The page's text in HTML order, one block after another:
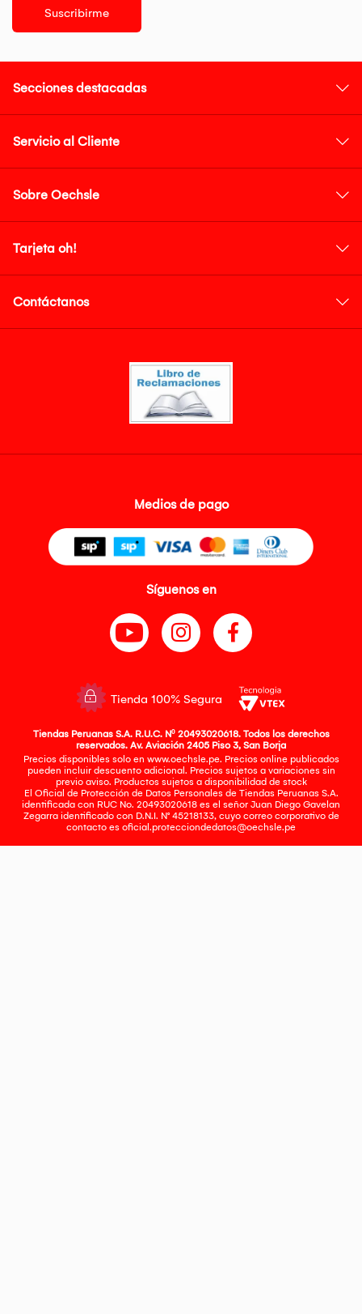
Suscribirme
Secciones destacadas
Servicio al Cliente
Sobre Oechsle
Tarjeta oh!
Contáctanos
Medios de pago
Síguenos en
Tienda 100% Segura
Tiendas Peruanas S.A. R.U.C. Nº 20493020618. Todos los derechos
reservados. Av. Aviación 2405 Piso 3, San Borja
Precios disponibles solo en www.oechsle.pe. Precios online publicados
pueden incluir descuento adicional. Precios sujetos a variaciones sin
previo aviso. Productos sujetos a disponibilidad de stock
El Oficial de Protección de Datos Personales de Tiendas Peruanas S.A.
identificada con RUC No. 20493020618 es el señor Juan Diego Gavelan
Zegarra identificado con D.N.I. N° 45218133, cuyo correo corporativo de
contacto es oficial.protecciondedatos@oechsle.pe